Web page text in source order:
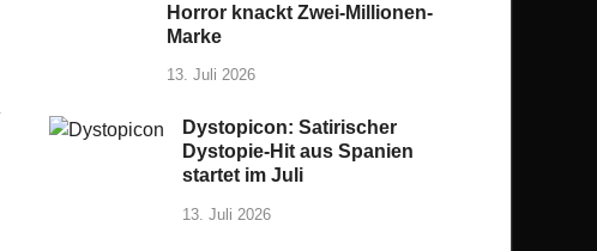
Horror knackt Zwei-Millionen-
Marke
13. Juli 2026
Dystopicon: Satirischer
Dystopie-Hit aus Spanien
startet im Juli
13. Juli 2026